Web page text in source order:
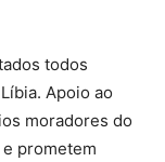
todos
Apoio ao
moradores do
prometem